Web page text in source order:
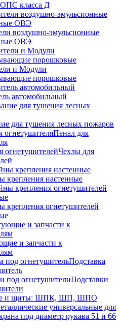
ОПС класса Д
воздушно-эмульсионные
ОВЭ
и Модули
порошковые
автомобильный
для тушения лесных пожаров
Пенал для
Чехлы для
крепления настенные
крепления огнетушителей
и запчасти к
Подставка
Подставки
и щиты: ШПК, ШП, ШПО